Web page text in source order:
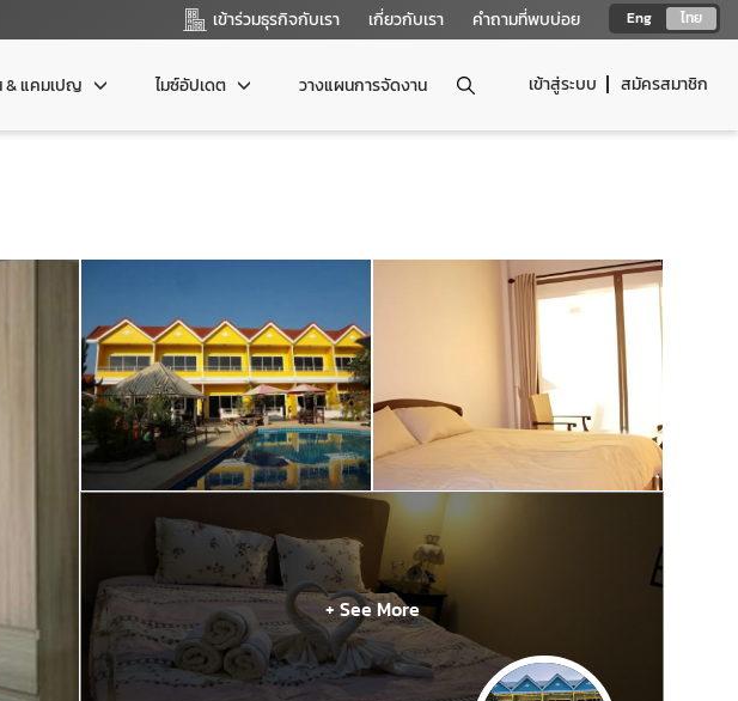
Eng ไทย
เข้าร่วมธุรกิจกับเรา เกี่ยวกับเรา คำถามที่พบบ่อย
เข้าสู่ระบบ สมัครสมาชิก
& แคมเปญ ไมซ์อัปเดต วางแผนการจัดงาน
+ See More